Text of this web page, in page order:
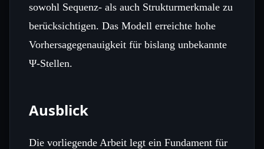
sowohl Sequenz‑ als auch Strukturmerkmale zu
berücksichtigen. Das Modell erreichte hohe
Vorhersagegenauigkeit für bislang unbekannte
Ψ‑Stellen.
Ausblick
Die vorliegende Arbeit legt ein Fundament für